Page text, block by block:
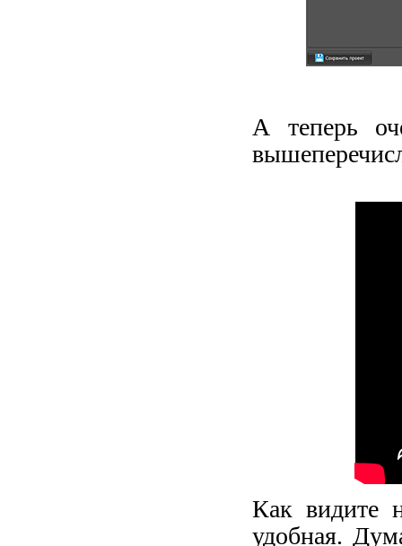
А теперь
Как видите
удобная.